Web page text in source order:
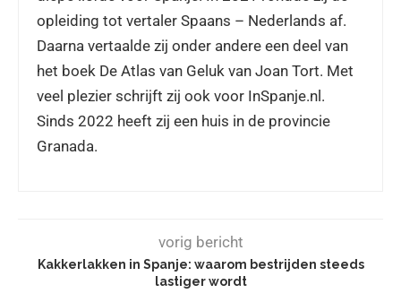
opleiding tot vertaler Spaans – Nederlands af.
Daarna vertaalde zij onder andere een deel van
het boek De Atlas van Geluk van Joan Tort. Met
veel plezier schrijft zij ook voor InSpanje.nl.
Sinds 2022 heeft zij een huis in de provincie
Granada.
vorig bericht
Kakkerlakken in Spanje: waarom bestrijden steeds
lastiger wordt